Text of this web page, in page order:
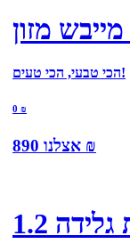
הכי טבעי, הכי טעים!
0 ₪
אצלנו 890 ₪